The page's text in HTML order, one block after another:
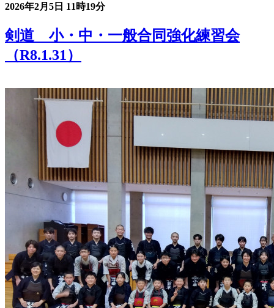
2026年2月5日 11時19分
剣道 小・中・一般合同強化練習会
（R8.1.31）